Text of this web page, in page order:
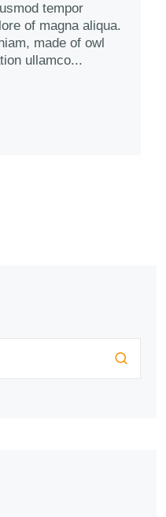
tempor
of magna aliqua.
made of owl
ullamco...